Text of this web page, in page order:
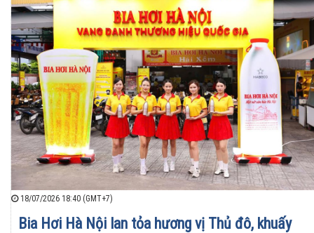
18/07/2026 18:40 (GMT+7)
Bia Hơi Hà Nội lan tỏa hương vị Thủ đô, khuấy